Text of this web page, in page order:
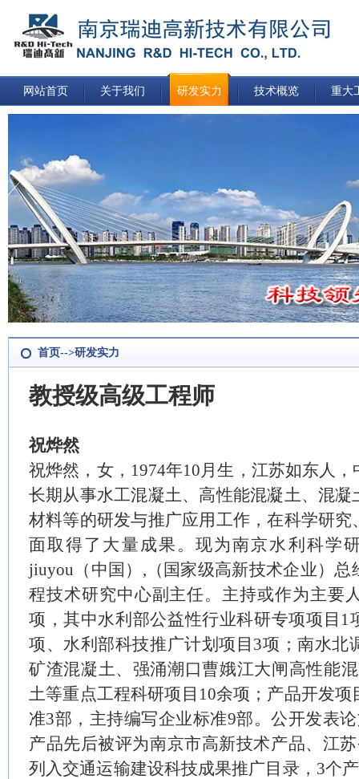
网站首页 关于我们 研发实力 技术概览 重大
首页-->研发实力
教授级高级工程师
祝烨然
祝烨然，女， 1974年10月生，江苏如东人
长期从事水工混凝土、高性能混凝土、混
材料等的研发与推广应用工作，在科学研
面取得了大量成果。现为南京水利科学
jiuyou（中国）,（国家级高新技术企业）
程技术研究中心副主任。主持或作为主要
项，其中水利部公益性行业科研专项项目1
项、水利部科技推广计划项目3项；南水北
矿渣混凝土、强涌潮口曹娥江大闸高性能
土等重点工程科研项目10余项；产品开发
准3部，主持编写企业标准9部。公开发表
产品先后被评为南京市高新技术产品、江
列入交通运输建设科技成果推广目录，3个